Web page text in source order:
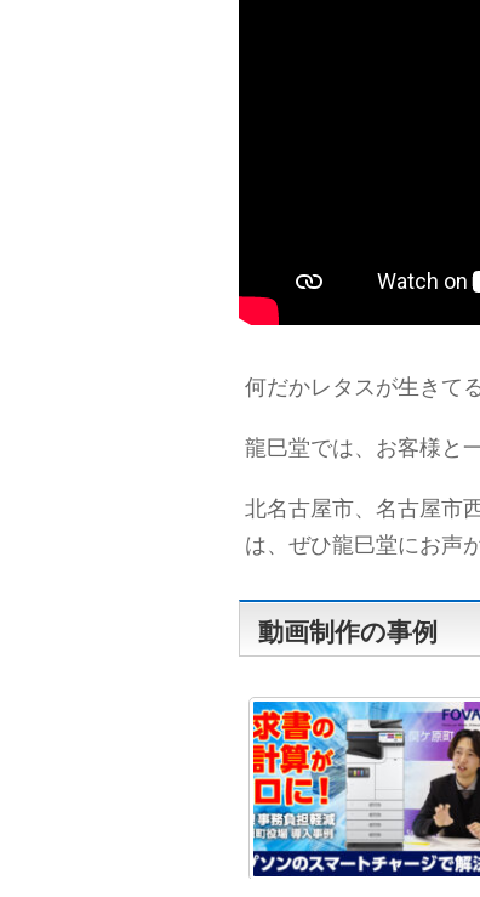
何だかレタスが生きて
龍巳堂では、お客様と
北名古屋市、名古屋市
は、ぜひ龍巳堂にお声
動画制作の事例